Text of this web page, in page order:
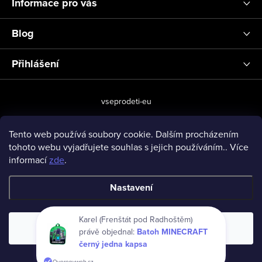
Tento web používá soubory cookie. Dalším procházením
tohoto webu vyjadřujete souhlas s jejich používáním.. Více
informacízde.
Nastavení
Souhlasím
Blog
Přihlášení
vseprodeti-eu
Copyright 2026www.vseprodeti.eu. Všechna práva vyhrazena.
Karel (Frenštát pod Radhoštěm)
právě objednal: Batoh MINECRAFT
černý jedna kapsa